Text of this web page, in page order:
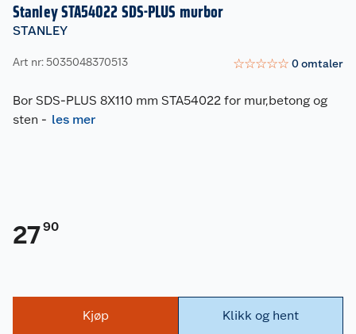
Stanley STA54022 SDS-PLUS murbor
STANLEY
Art nr: 5035048370513 ☆☆☆☆☆ 0omtaler
Bor SDS-PLUS 8X110 mm STA54022 for mur,betong og
sten - les mer
2790
Kjøp Klikk og hent